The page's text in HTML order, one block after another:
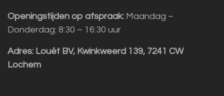
Openingstijden op afspraak: Maandag –
Donderdag: 8:30 – 16:30 uur
Adres: Louët BV, Kwinkweerd 139, 7241 CW
Lochem